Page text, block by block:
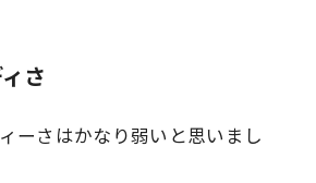
さ
ーさはかなり弱いと思いまし